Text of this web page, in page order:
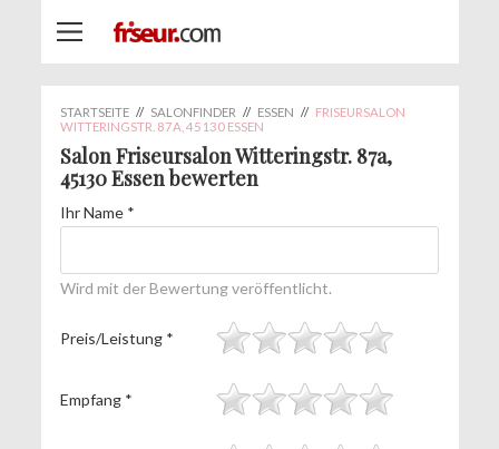
STARTSEITE // SALONFINDER // ESSEN // FRISEURSALON
WITTERINGSTR. 87A, 45130 ESSEN
Salon Friseursalon Witteringstr. 87a,
45130 Essen bewerten
Ihr Name *
Wird mit der Bewertung veröffentlicht.
Preis/Leistung *
Empfang *